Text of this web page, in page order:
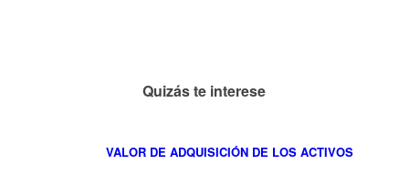
Quizás te interese
VALOR DE ADQUISICIÓN DE LOS ACTIVOS